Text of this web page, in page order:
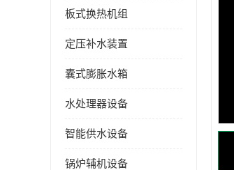
板式换热机组
定压补水装置
囊式膨胀水箱
水处理器设备
智能供水设备
锅炉辅机设备